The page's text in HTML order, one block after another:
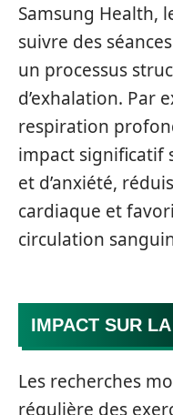
Samsung Health,
suivre des
un processus
d’exhalation. Par
respiration
impact significatif
et d’anxiété,
cardiaque et
circulation
IMPACT SUR
Les recherches
régulière des